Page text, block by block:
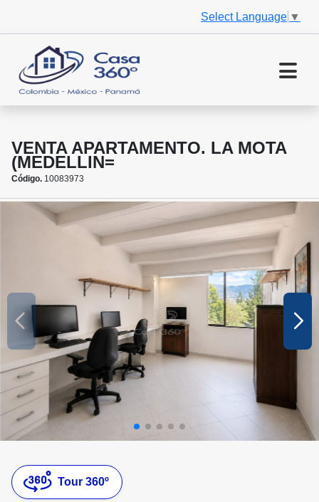
Select Language ▼
VENTA APARTAMENTO. LA MOTA
(MEDELLIN=
Código. 10083973
Tour 360º